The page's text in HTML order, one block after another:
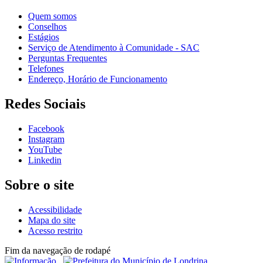
Quem somos
Conselhos
Estágios
Serviço de Atendimento à Comunidade - SAC
Perguntas Frequentes
Telefones
Endereço, Horário de Funcionamento
Redes Sociais
Facebook
Instagram
YouTube
Linkedin
Sobre o site
Acessibilidade
Mapa do site
Acesso restrito
Fim da navegação de rodapé